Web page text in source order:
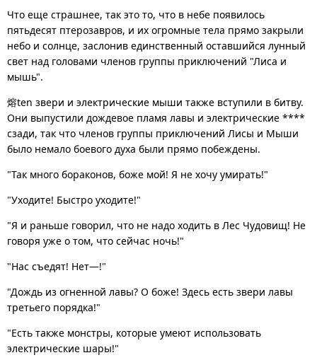
Что еще страшнее, так это то, что в небе появилось
пятьдесят птерозавров, и их огромные тела прямо закрыли
небо и солнце, заслонив единственный оставшийся лунный
свет над головами членов группы приключений "Лиса и
мышь".
熔ten звери и электрические мыши также вступили в битву.
Они выпустили дождевое пламя лавы и электрические ****
сзади, так что членов группы приключений Лисы и Мыши
было немало боевого духа были прямо побеждены.
"Так много бораконов, боже мой! Я не хочу умирать!"
"Уходите! Быстро уходите!"
"Я и раньше говорил, что не надо ходить в Лес Чудовищ! Не
говоря уже о том, что сейчас ночь!"
"Нас съедят! Нет—!"
"Дождь из огненной лавы? О боже! Здесь есть звери лавы
третьего порядка!"
"Есть также монстры, которые умеют использовать
электрические шары!"